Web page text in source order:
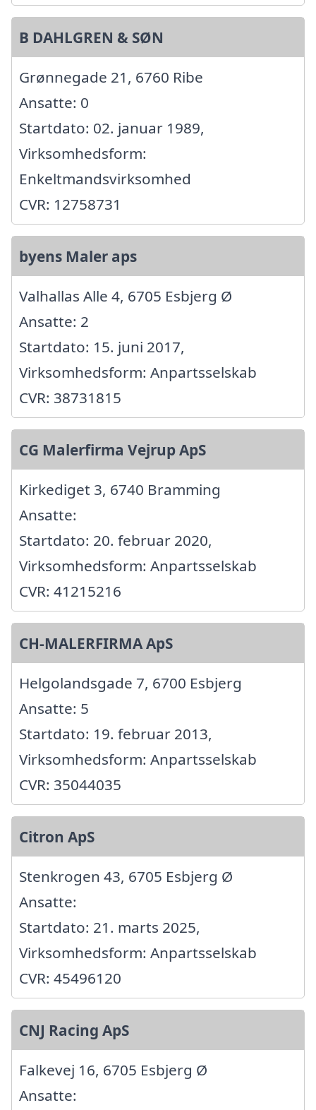
B DAHLGREN & SØN
Grønnegade 21, 6760 Ribe
Ansatte: 0
Startdato: 02. januar 1989,
Virksomhedsform:
Enkeltmandsvirksomhed
CVR: 12758731
byens Maler aps
Valhallas Alle 4, 6705 Esbjerg Ø
Ansatte: 2
Startdato: 15. juni 2017,
Virksomhedsform: Anpartsselskab
CVR: 38731815
CG Malerfirma Vejrup ApS
Kirkediget 3, 6740 Bramming
Ansatte:
Startdato: 20. februar 2020,
Virksomhedsform: Anpartsselskab
CVR: 41215216
CH-MALERFIRMA ApS
Helgolandsgade 7, 6700 Esbjerg
Ansatte: 5
Startdato: 19. februar 2013,
Virksomhedsform: Anpartsselskab
CVR: 35044035
Citron ApS
Stenkrogen 43, 6705 Esbjerg Ø
Ansatte:
Startdato: 21. marts 2025,
Virksomhedsform: Anpartsselskab
CVR: 45496120
CNJ Racing ApS
Falkevej 16, 6705 Esbjerg Ø
Ansatte: